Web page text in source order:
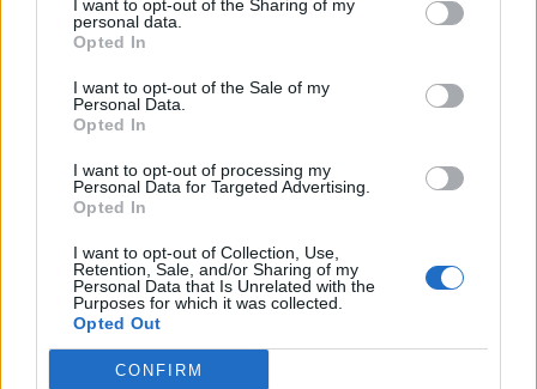
I want to opt-out of the Sharing of my
personal data.
Opted In
I want to opt-out of the Sale of my
Personal Data.
Opted In
I want to opt-out of processing my
Personal Data for Targeted Advertising.
Opted In
I want to opt-out of Collection, Use,
Retention, Sale, and/or Sharing of my
Personal Data that Is Unrelated with the
Purposes for which it was collected.
Opted Out
CONFIRM
Commenti
Accedi o
L'email è richiesta ma non verrà mostrata ai visitatori. Il contenuto di questo
commento esprime il pensiero dell'autore e non rappresenta la linea editoriale
di VareseNews.it, che rimane autonoma e indipendente. I messaggi inclusi nei
commenti non sono testi giornalistici, ma post inviati dai singoli lettori che
possono essere automaticamente pubblicati senza filtro preventivo. I commenti
che includano uno o più link a siti esterni verranno rimossi in automatico dal
sistema.